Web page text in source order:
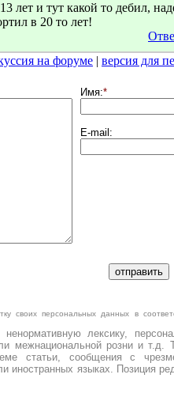
лет и тут какой то дебил,
в 20 то лет!
на форуме | версия для
Имя:*
E-mail:
своих персональных данных в
лексику,
межнациональной розни и т.д.
статьи, сообщения с
иностранных языках. Позиция